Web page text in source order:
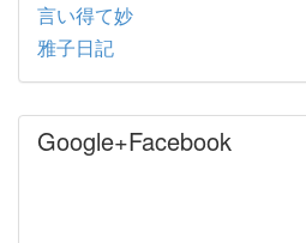
言い得て妙
雅子日記
Google+Facebook